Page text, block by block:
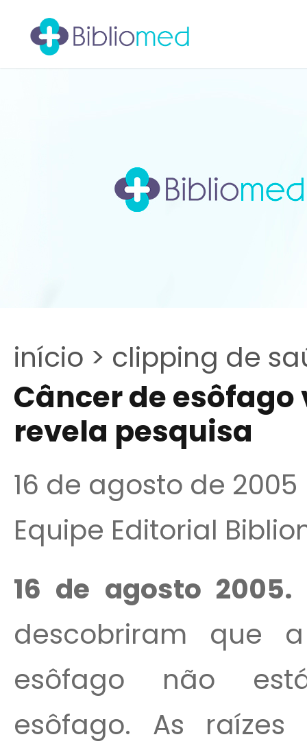
início > clipping de
Câncer de
revela pesquisa
16 de agosto de 2005
Equipe Editorial
16 de agosto 2005.
descobriram que
esôfago não
esôfago. As